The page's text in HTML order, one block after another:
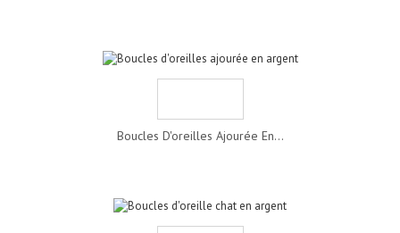
Boucles D'oreilles Ajourée En...